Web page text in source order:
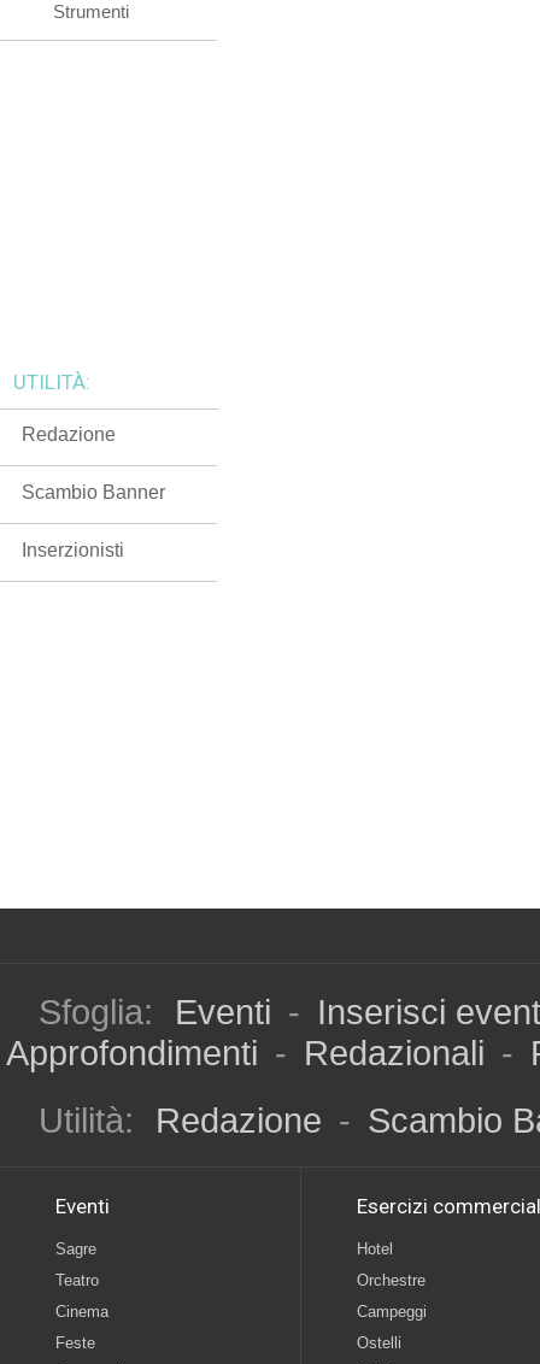
Strumenti
UTILITÀ:
Redazione
Scambio Banner
Inserzionisti
Sfoglia: Eventi - Inserisci
Approfondimenti - Redazionali -
Utilità:
Redazione - Scambio
Eventi
Sagre
Teatro
Cinema
Feste
Esercizi
Hotel
Orchestre
Campeggi
Ostelli